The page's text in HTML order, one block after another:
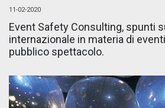
11-02-2020
Event Safety Consulting, spunti
internazionale in materia di
pubblico spettacolo.